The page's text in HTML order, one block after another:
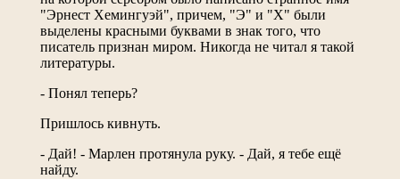
"Эрнест Хемингуэй", причем, "Э" и "Х" были
выделены красными буквами в знак того, что
писатель признан миром. Никогда не читал я такой
литературы.
- Понял теперь?
Пришлось кивнуть.
- Дай! - Марлен протянула руку. - Дай, я тебе ещё
найду.